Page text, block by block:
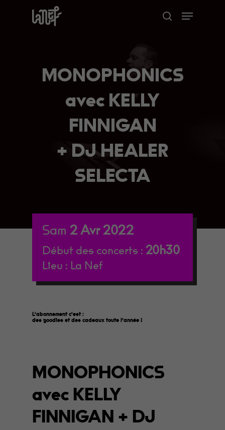
search
Menu
MONOPHONICS
avec KELLY
FINNIGAN
+ DJ HEALER
SELECTA
Sam 2 Avr 2022
Début des concerts : 20h30
Lieu : La Nef
L'abonnement c'est :
des goodies et des cadeaux toute l'année !
MONOPHONICS
avec KELLY
FINNIGAN + DJ